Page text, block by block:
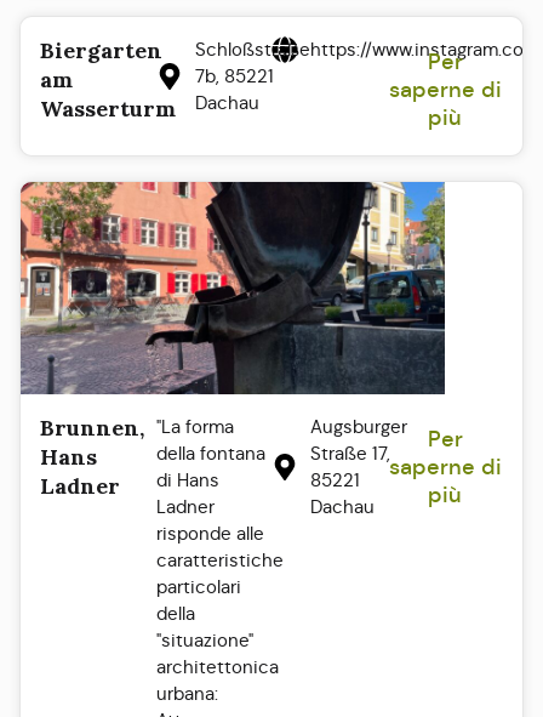
Biergarten
am
Wasserturm
Schloßstraße
7b, 85221
Dachau
https://
Per
saperne di
più
Brunnen,
Hans
Ladner
"La forma
della fontana
di Hans
Ladner
risponde alle
caratteristiche
particolari
della
"situazione"
architettonica
urbana:
Augsburger
Straße 17,
85221
Dachau
Per
saperne di
più